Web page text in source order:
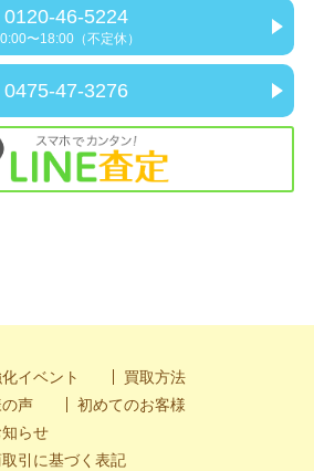
0120-46-5224
〜18:00（不定休）
0475-47-3276
イベント
買取方法
声
初めてのお客様
知らせ
引に基づく表記